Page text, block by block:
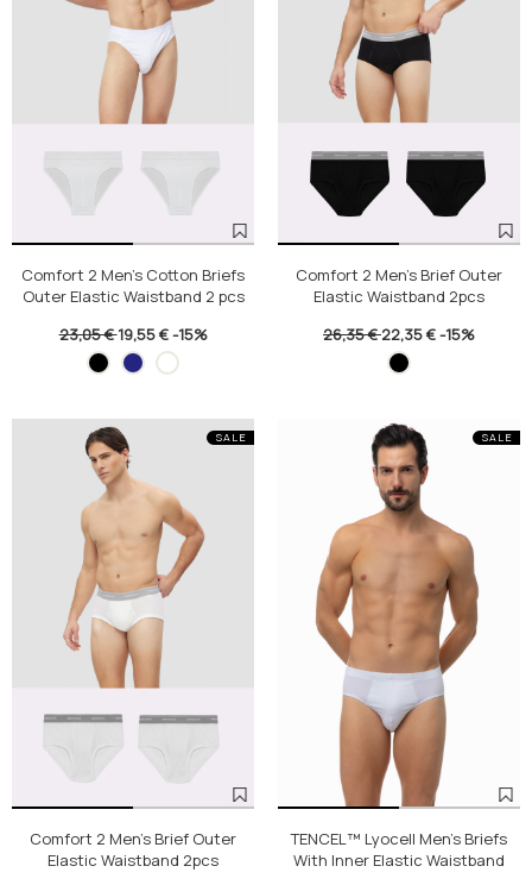
Comfort 2 Men's Cotton Briefs
Outer Elastic Waistband 2 pcs
23,05 €19,55 €-15%
Comfort 2 Men's Brief Outer
Elastic Waistband 2pcs
26,35 €22,35 €-15%
SALE
Comfort 2 Men's Brief Outer
Elastic Waistband 2pcs
SALE
TENCEL™ Lyocell Men's Briefs
With Inner Elastic Waistband